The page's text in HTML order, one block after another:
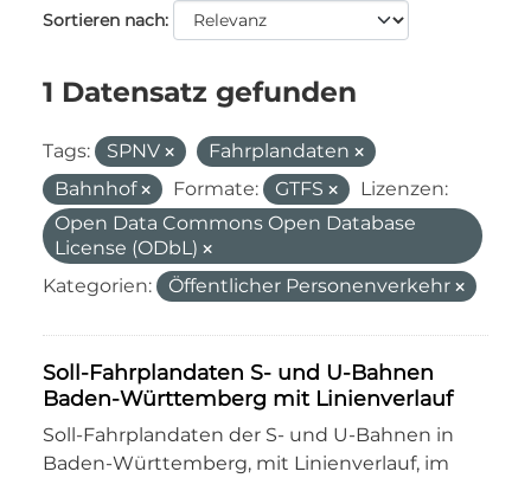
Sortieren nach
1 Datensatz gefunden
Tags: SPNV
Fahrplandaten
Bahnhof
Formate: GTFS
Lizenzen:
Open Data Commons Open Database
License (ODbL)
Kategorien:
Öffentlicher Personenverkehr
Soll-Fahrplandaten S- und U-Bahnen
Baden-Württemberg mit Linienverlauf
Soll-Fahrplandaten der S- und U-Bahnen in
Baden-Württemberg, mit Linienverlauf, im